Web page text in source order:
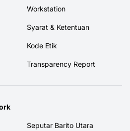
Workstation
Syarat & Ketentuan
Kode Etik
Transparency Report
Seputar Barito Utara